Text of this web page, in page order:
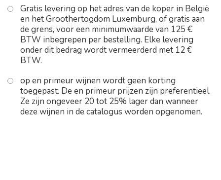
Gratis levering op het adres van de koper in België
en het Groothertogdom Luxemburg, of gratis aan
de grens, voor een minimumwaarde van 125 €
BTW inbegrepen per bestelling. Elke levering
onder dit bedrag wordt vermeerderd met 12 €
BTW.
op en primeur wijnen wordt geen korting
toegepast. De en primeur prijzen zijn preferentieel.
Ze zijn ongeveer 20 tot 25% lager dan wanneer
deze wijnen in de catalogus worden opgenomen.